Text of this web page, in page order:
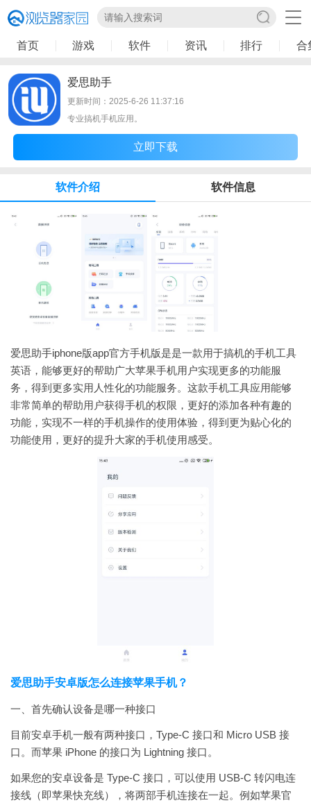
首页 游戏 软件 资讯 排行 合
爱思助手
更新时间：2025-6-26 11:37:16
专业搞机手机应用。
立即下载
软件介绍 软件信息
爱思助手iphone版app官方手机版是是一款用于搞机的手机工具
英语，能够更好的帮助广大苹果手机用户实现更多的功能服
务，得到更多实用人性化的功能服务。这款手机工具应用能够
非常简单的帮助用户获得手机的权限，更好的添加各种有趣的
功能，实现不一样的手机操作的使用体验，得到更为贴心化的
功能使用，更好的提升大家的手机使用感受。
爱思助手安卓版怎么连接苹果手机？
一、首先确认设备是哪一种接口
目前安卓手机一般有两种接口，Type-C 接口和 Micro USB 接
口。而苹果 iPhone 的接口为 Lightning 接口。
如果您的安卓设备是 Type-C 接口，可以使用 USB-C 转闪电连
接线（即苹果快充线），将两部手机连接在一起。例如苹果官